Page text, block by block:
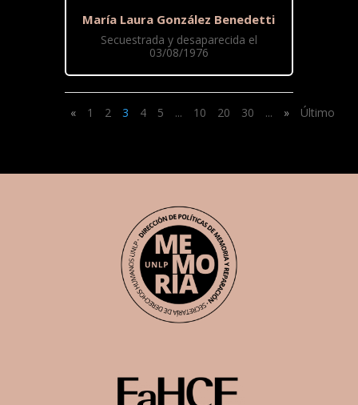
María Laura González Benedetti
Secuestrada y desaparecida el
03/08/1976
« 1 2 3 4 5 ... 10 20 30 ... » Último